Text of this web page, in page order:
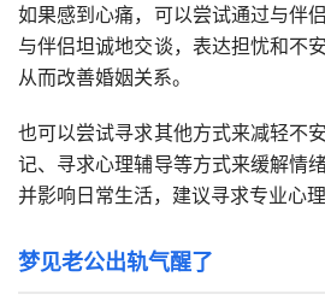
如果感到心痛，可以尝试通过与伴
与伴侣坦诚地交谈，表达担忧和不
从而改善婚姻关系。
也可以尝试寻求其他方式来减轻不
记、寻求心理辅导等方式来缓解情
并影响日常生活，建议寻求专业心理
梦见老公出轨气醒了